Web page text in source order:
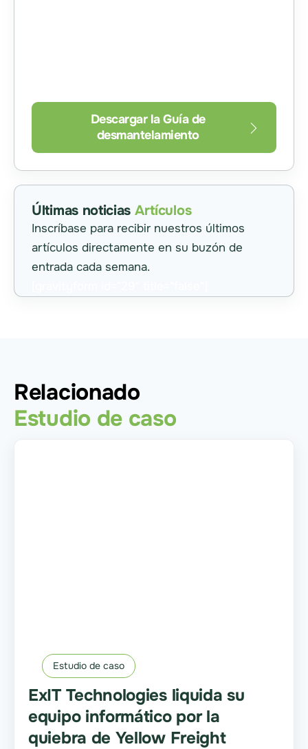
Descargar la Guía de
desmantelamiento
Últimas noticias Artículos
Inscríbase para recibir nuestros últimos
artículos directamente en su buzón de
entrada cada semana.
Relacionado
Estudio de caso
Estudio de caso
ExIT Technologies liquida su
equipo informático por la
quiebra de Yellow Freight